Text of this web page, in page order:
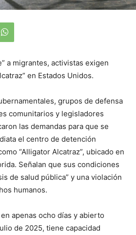
a migrantes, activistas exigen
en Estados Unidos.
grupos de defensa
comunitarios y legisladores
las demandas para que se
el centro de detención
“Alligator Alcatraz”, ubicado en
Señalan que sus condiciones
de salud pública” y una violación
humanos.
apenas ocho días y abierto
de 2025, tiene capacidad